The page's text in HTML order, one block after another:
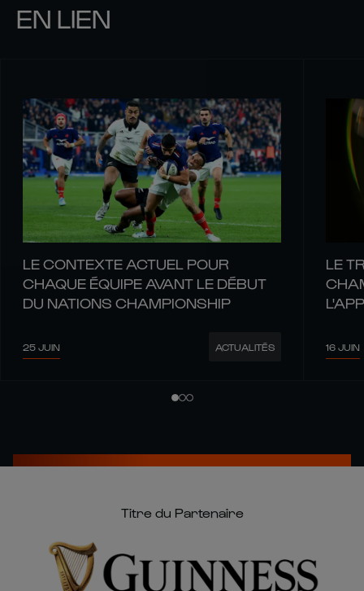
EN LIEN
LE CONTEXTE ACTUEL POUR
CHAQUE ÉQUIPE AVANT LE DÉBUT
DU NATIONS CHAMPIONSHIP
25 JUIN ACTUALITÉS
LE
16 JUIN
Titre du Partenaire